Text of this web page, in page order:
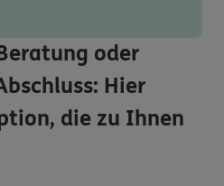
oder
Hier
die zu Ihnen